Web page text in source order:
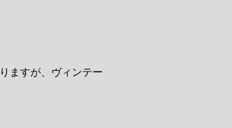
ますが、ヴィンテー